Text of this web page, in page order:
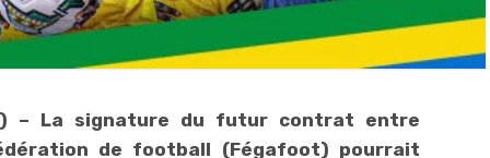
– La signature du futur contrat entre
de football (Fégafoot) pourrait